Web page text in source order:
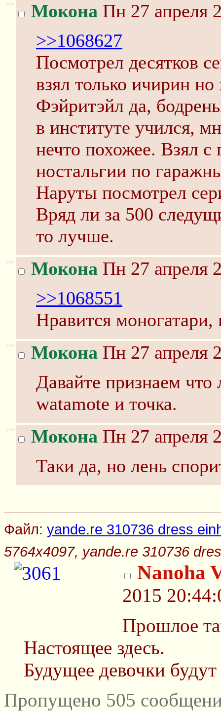
>> Мокона Пн 27 апреля
>>1068627
Посмотрел десятков
взял только ичирин но
Фэйритэйл да,
в институте учился,
нечто похожее. Взял
ностальгии по
Наруты посмотрел
Вряд ли за 500
то лучше.
>> Мокона Пн 27 апреля
>>1068551
Нравится
>> Мокона Пн 27 апреля
Давайте признаем
watamotе и точка.
>> Мокона Пн 27 апреля
Таки да, но лень
Файл: yande.re 310736 dress
5764x4097, yande.re 310736
Nanoha
2015
Прошлое
Настоящее здесь.
Будущее девочки
Пропущено 505